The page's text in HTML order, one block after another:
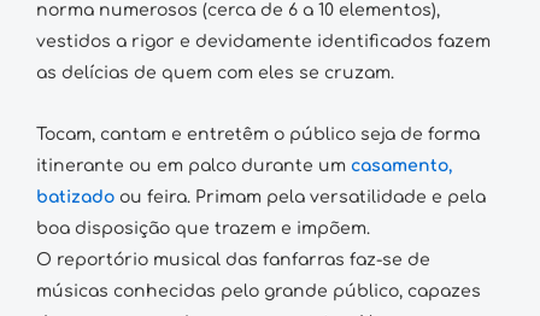
norma numerosos (cerca de 6 a 10 elementos),
vestidos a rigor e devidamente identificados fazem
as delícias de quem com eles se cruzam.
Tocam, cantam e entretêm o público seja de forma
itinerante ou em palco durante um casamento,
batizado ou feira. Primam pela versatilidade e pela
boa disposição que trazem e impõem.
O reportório musical das fanfarras faz-se de
músicas conhecidas pelo grande público, capazes